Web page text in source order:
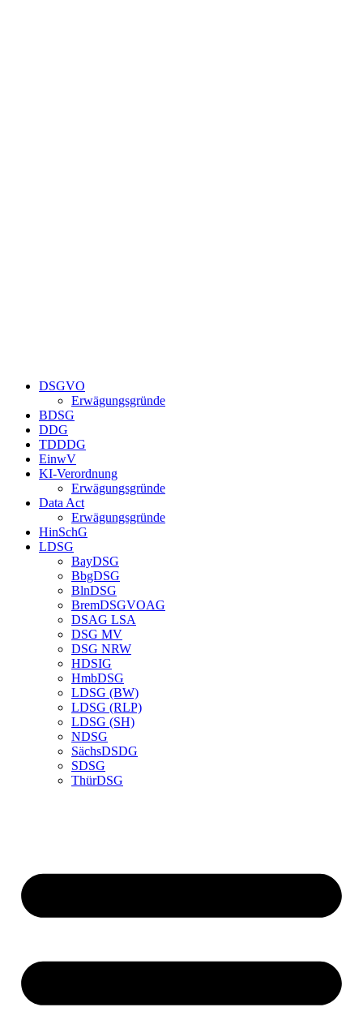
DSGVO
Erwägungsgründe
BDSG
DDG
TDDDG
EinwV
KI-Verordnung
Erwägungsgründe
Data Act
Erwägungsgründe
HinSchG
LDSG
BayDSG
BbgDSG
BlnDSG
BremDSGVOAG
DSAG LSA
DSG MV
DSG NRW
HDSIG
HmbDSG
LDSG (BW)
LDSG (RLP)
LDSG (SH)
NDSG
SächsDSDG
SDSG
ThürDSG